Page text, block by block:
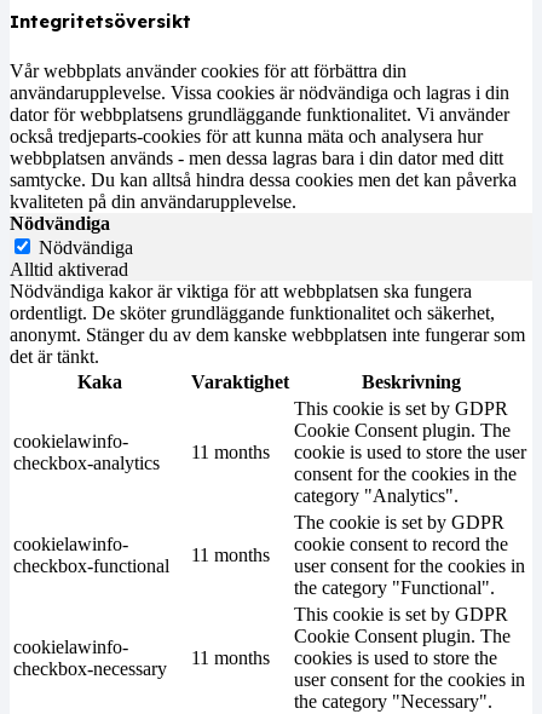
Integritetsöversikt
Vår webbplats använder cookies för att förbättra din
användarupplevelse. Vissa cookies är nödvändiga och lagras i din
dator för webbplatsens grundläggande funktionalitet. Vi använder
också tredjeparts-cookies för att kunna mäta och analysera hur
webbplatsen används - men dessa lagras bara i din dator med ditt
samtycke. Du kan alltså hindra dessa cookies men det kan påverka
kvaliteten på din användarupplevelse.
Nödvändiga
Nödvändiga
Alltid aktiverad
Nödvändiga kakor är viktiga för att webbplatsen ska fungera
ordentligt. De sköter grundläggande funktionalitet och säkerhet,
anonymt. Stänger du av dem kanske webbplatsen inte fungerar som
det är tänkt.
Kaka
Varaktighet Beskrivning
cookielawinfo-
checkbox-analytics
11 months
This cookie is set by GDPR
Cookie Consent plugin. The
cookie is used to store the user
consent for the cookies in the
category "Analytics".
cookielawinfo-
checkbox-functional
11 months
The cookie is set by GDPR
cookie consent to record the
user consent for the cookies in
the category "Functional".
cookielawinfo-
checkbox-necessary
11 months
This cookie is set by GDPR
Cookie Consent plugin. The
cookies is used to store the
user consent for the cookies in
the category "Necessary".